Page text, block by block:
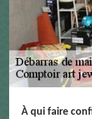
À qui faire